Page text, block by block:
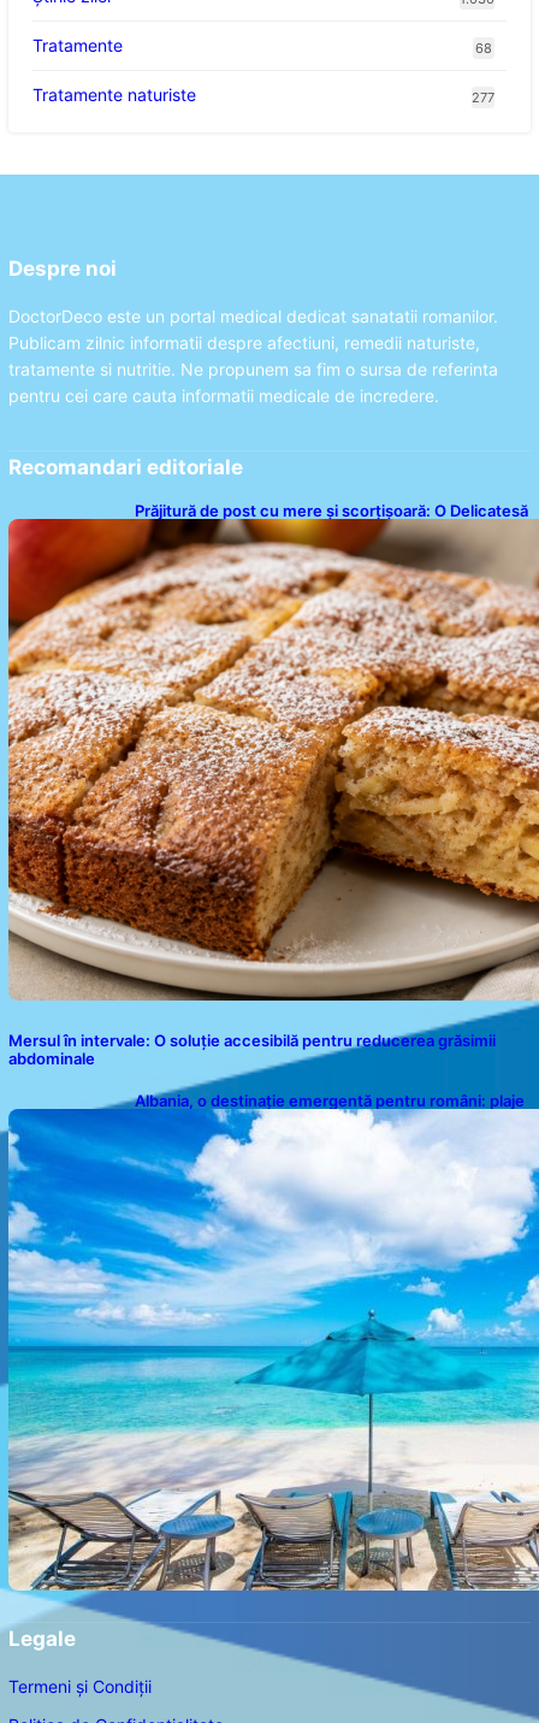
Tratamente 68
Tratamente naturiste 277
Despre noi
DoctorDeco este un portal medical dedicat sanatatii romanilor.
Publicam zilnic informatii despre afectiuni, remedii naturiste,
tratamente si nutritie. Ne propunem sa fim o sursa de referinta
pentru cei care cauta informatii medicale de incredere.
Recomandari editoriale
Prăjitură de post cu mere și scorțișoară: O Delicatesă
Dulce pentru Postul Adormirii Maicii Domnului
Mersul în intervale: O soluție accesibilă pentru reducerea grăsimii
abdominale
Albania, o destinație emergentă pentru români: plaje
spectaculoase, ape turcoaz și prețuri accesibile
Legale
Termeni și Condiții